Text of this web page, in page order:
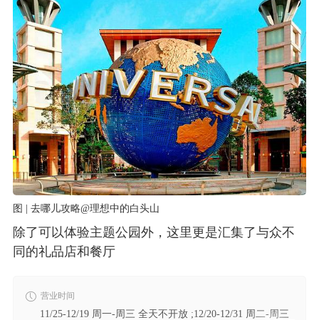
图 | 去哪儿攻略@理想中的白头山
除了可以体验主题公园外，这里更是汇集了与众不
同的礼品店和餐厅
营业时间
11/25-12/19 周一-周三 全天不开放 ;12/20-12/31 周二-周三